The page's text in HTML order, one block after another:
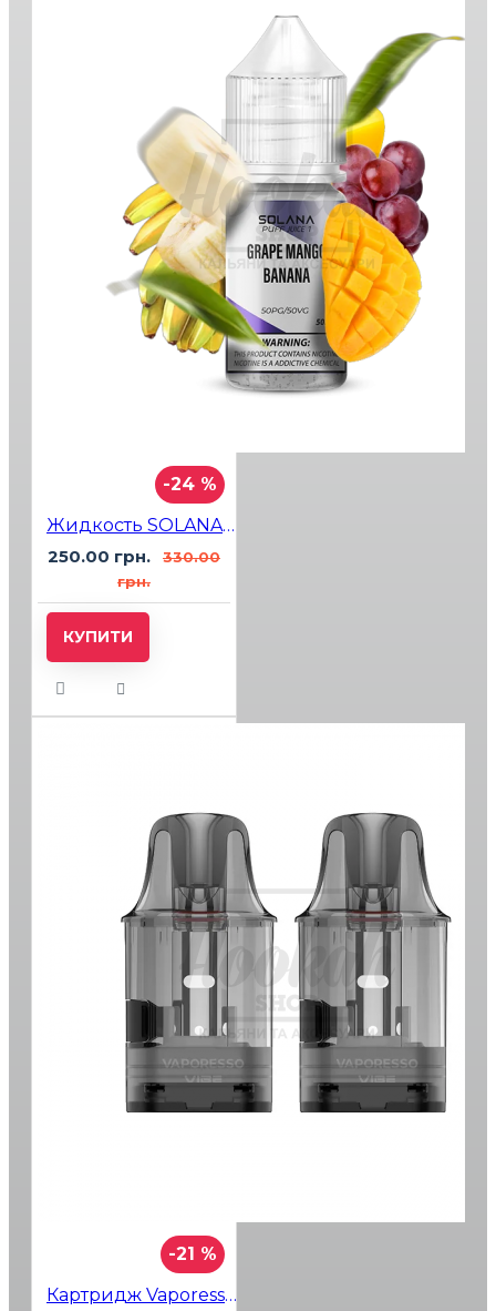
-24 %
Жидкость SOLANA LIQUID Grape Mango Banana (Виноград Манго Банан) 30мл 5%
250.00 грн.
330.00
грн.
КУПИТИ
-21 %
Картридж Vaporesso Vibe 0.8 Ohm